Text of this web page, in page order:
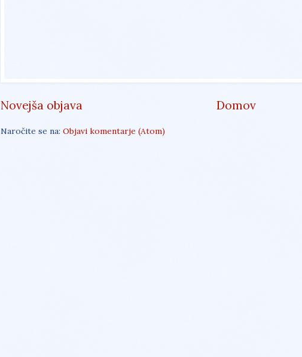
Novejša objava Domov
Naročite se na: Objavi komentarje (Atom)